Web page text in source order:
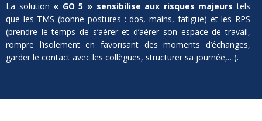
La solution « GO 5 » sensibilise aux risques majeurs tels
que les TMS (bonne postures : dos, mains, fatigue) et les RPS
(prendre le temps de s’aérer et d’aérer son espace de travail,
rompre l’isolement en favorisant des moments d’échanges,
garder le contact avec les collègues, structurer sa journée,…).